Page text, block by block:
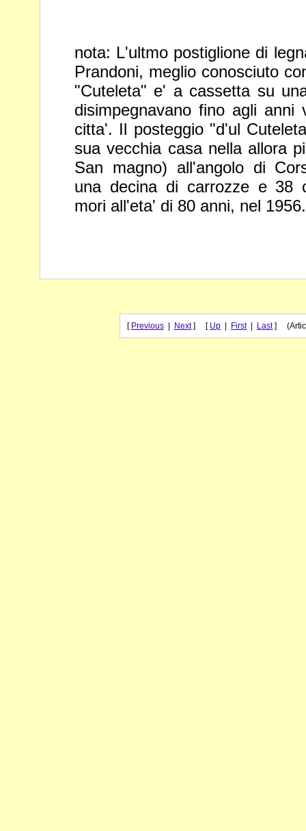
nota: L'ultmo postiglione di
Prandoni, meglio conosciuto
"Cuteleta" e' a cassetta su
disimpegnavano fino agli anni
citta'. Il posteggio "d'ul
suavecchia casa nella allora
San magno) all'angolo di
una decina di carrozze e 38
mori all'eta' di 80 anni, nel 1956.
[ Previous Next] [ Up First| Last]